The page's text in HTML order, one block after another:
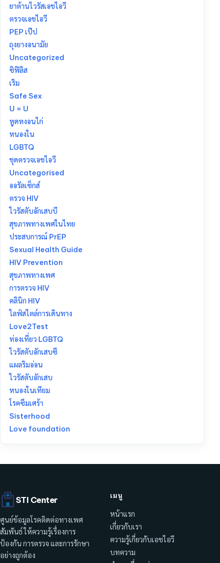
ยาต้านไวรัสเอชไอวี
ตรวจเอชไอวี
PEP เป๊ป
ถุงยางอนามัย
Uncategorized
ซิฟิลิส
เริม
Safe Sex
U = U
หูดหงอนไก่
หนองใน
LGBTQ
ชุดตรวจเอชไอวี
Uncategorised
ออรัลเซ็กส์
ตรวจ HIV
ไวรัสตับอักเสบบี
สุขภาพทางเพศในไทย
ประสบการณ์ PrEP
Sexual Health Guide
HIV Prevention
สุขภาพทางเพศ
การตรวจ HIV
คลินิก HIV
ไลฟ์สไตล์การเดินทาง
Love2Test
ท่องเที่ยว LGBTQ
ไวรัสตับอักเสบซี
แผลริมอ่อน
ไวรัสตับอักเสบ
หนองในเทียม
โรคซึมเศร้า
Sisterhood
Love foundation
STI Center
ศูนย์ข้อมูลโรคติดต่อทางเพศ
สัมพันธ์ ให้ความรู้เรื่องการ
ป้องกัน การตรวจ และการรักษา
อย่างถูกต้อง
เมนู
หน้าแรก
เกี่ยวกับเรา
ความรู้เกี่ยวกับเอชไอวี
บทความ